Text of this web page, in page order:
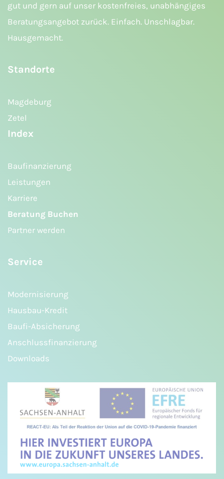
gut und gern auf unser kostenfreies, unabhängiges
Beratungsangebot zurück. Einfach. Unschlagbar.
Hausgemacht.
Standorte
Magdeburg
Zetel
Index
Baufinanzierung
Leistungen
Karriere
Beratung Buchen
Partner werden
Service
Modernisierung
Hausbau-Kredit
Baufi-Absicherung
Anschlussfinanzierung
Downloads